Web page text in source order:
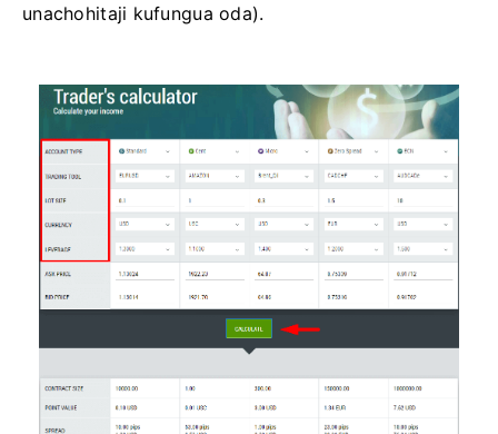
unachohitaji kufungua oda).